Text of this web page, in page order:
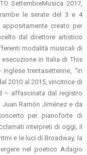
SettembreMusica 2017,
le serate del 3 e 4
creato per
dal direttore artistico
modalità musicali di
esecuzione in Italia di This
trentasettenne, “in
2010 al 2015, vincitrice di
– affascinata dal registro
Ramón Jiménez e da
per pianoforte di
interpreti di oggi, il
e le luci di Broadway, la
nel poetico Adagio